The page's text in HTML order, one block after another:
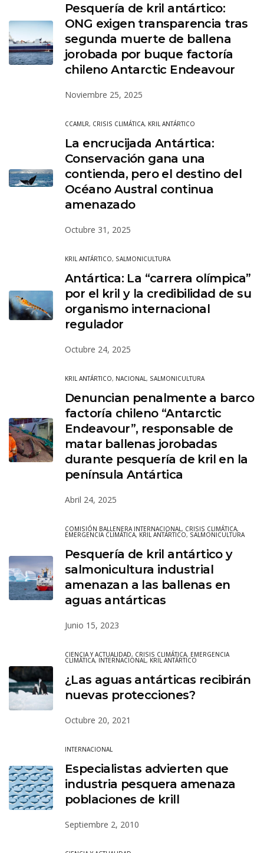
Pesquería de kril antártico:
ONG exigen transparencia tras
segunda muerte de ballena
jorobada por buque factoría
chileno Antarctic Endeavour
Noviembre 25, 2025
CCAMLR, CRISIS CLIMÁTICA, KRIL ANTÁRTICO
La encrucijada Antártica:
Conservación gana una
contienda, pero el destino del
Océano Austral continua
amenazado
Octubre 31, 2025
KRIL ANTÁRTICO, SALMONICULTURA
Antártica: La “carrera olímpica”
por el kril y la credibilidad de su
organismo internacional
regulador
Octubre 24, 2025
KRIL ANTÁRTICO, NACIONAL, SALMONICULTURA
Denuncian penalmente a barco
factoría chileno “Antarctic
Endeavour”, responsable de
matar ballenas jorobadas
durante pesquería de kril en la
península Antártica
Abril 24, 2025
COMISIÓN BALLENERA INTERNACIONAL, CRISIS CLIMÁTICA,
EMERGENCIA CLIMÁTICA, KRIL ANTÁRTICO, SALMONICULTURA
Pesquería de kril antártico y
salmonicultura industrial
amenazan a las ballenas en
aguas antárticas
Junio 15, 2023
CIENCIA Y ACTUALIDAD, CRISIS CLIMÁTICA, EMERGENCIA
CLIMÁTICA, INTERNACIONAL, KRIL ANTÁRTICO
¿Las aguas antárticas recibirán
nuevas protecciones?
Octubre 20, 2021
INTERNACIONAL
Especialistas advierten que
industria pesquera amenaza
poblaciones de krill
Septiembre 2, 2010